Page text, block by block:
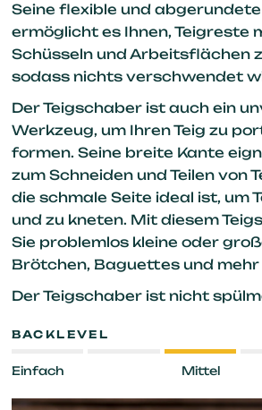
Seine flexible und
ermöglicht es Ihnen, Teigreste
Schüsseln und Arbeitsflächen
sodass nichts verschwendet
Der Teigschaber ist auch ein
Werkzeug, um Ihren Teig zu
formen. Seine breite Kante
zum Schneiden und Teilen von
die schmale Seite ideal ist, um
und zu kneten. Mit diesem
Sie problemlos kleine oder
Brötchen, Baguettes und
Der Teigschaber ist nicht
BACKLEVEL
Einfach Mittel